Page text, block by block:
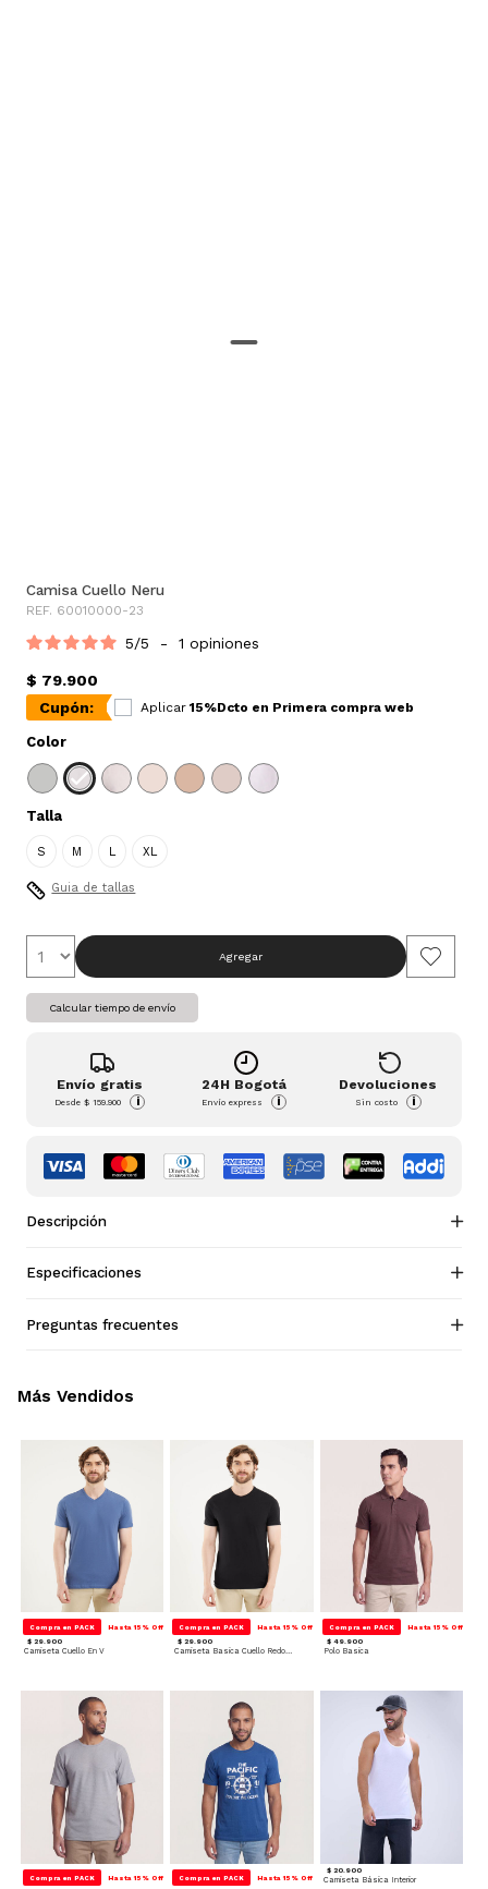
Camisa Cuello Neru
REF. 60010000-23
5/5 - 1 opiniones
$ 79.900
Cupón:
Aplicar 15%Dcto en Primera compra web
Color
Talla
S M L XL
Guia de tallas
Agregar
Calcular tiempo de envío
Envío gratis
Desde$ 159.900 i
24H Bogotá
Envío express i
Devoluciones
Sin costo i
Descripción
Especificaciones
Preguntas frecuentes
Compra en PACK Hasta 15% Off
$ 29.900
Camiseta Cuello En V
Compra en PACK Hasta 15% Off
$ 29.900
Camiseta Basica Cuello Redondo
Compra en PACK Hasta 15% Off
$ 49.900
Polo Basica
Compra en PACK Hasta 15% Off Compra en PACK Hasta 15% Off
$ 20.900
Camiseta Básica Interior
Más Vendidos